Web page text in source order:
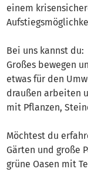
einem
Bei uns kannst du:
Großes bewegen
etwas für den
draußen arbeiten
mit Pflanzen,
Möchtest du
Gärten und große
grüne Oasen mit